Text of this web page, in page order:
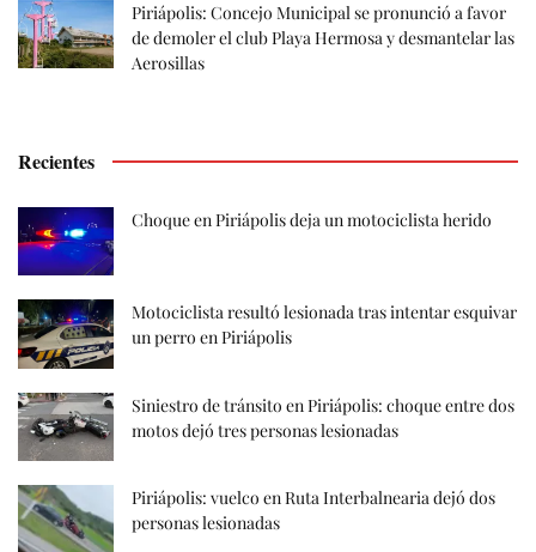
Piriápolis: Concejo Municipal se pronunció a favor
de demoler el club Playa Hermosa y desmantelar las
Aerosillas
Recientes
Choque en Piriápolis deja un motociclista herido
Motociclista resultó lesionada tras intentar esquivar
un perro en Piriápolis
Siniestro de tránsito en Piriápolis: choque entre dos
motos dejó tres personas lesionadas
Piriápolis: vuelco en Ruta Interbalnearia dejó dos
personas lesionadas